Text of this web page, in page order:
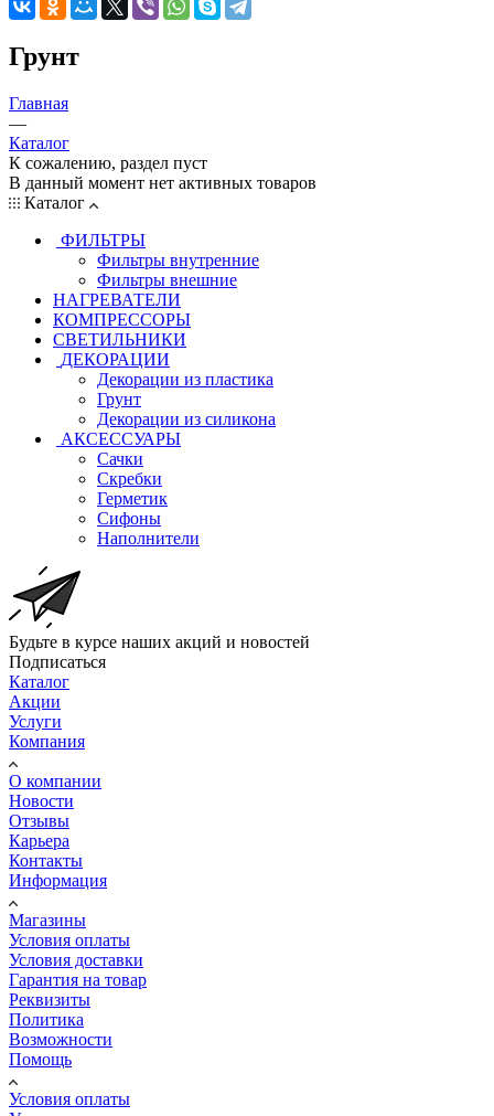
Грунт
Главная
—
Каталог
К сожалению, раздел пуст
В данный момент нет активных товаров
Каталог
ФИЛЬТРЫ
Фильтры внутренние
Фильтры внешние
НАГРЕВАТЕЛИ
КОМПРЕССОРЫ
СВЕТИЛЬНИКИ
ДЕКОРАЦИИ
Декорации из пластика
Грунт
Декорации из силикона
АКСЕССУАРЫ
Сачки
Скребки
Герметик
Сифоны
Наполнители
Будьте в курсе наших акций и новостей
Подписаться
Каталог
Акции
Услуги
Компания
О компании
Новости
Отзывы
Карьера
Контакты
Информация
Магазины
Условия оплаты
Условия доставки
Гарантия на товар
Реквизиты
Политика
Возможности
Помощь
Условия оплаты